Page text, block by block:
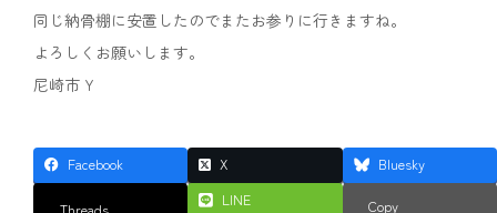
同じ納骨棚に安置したのでまたお参りに行きますね。
よろしくお願いします。
尼崎市 Y
Facebook X Bluesky
LINE Copy